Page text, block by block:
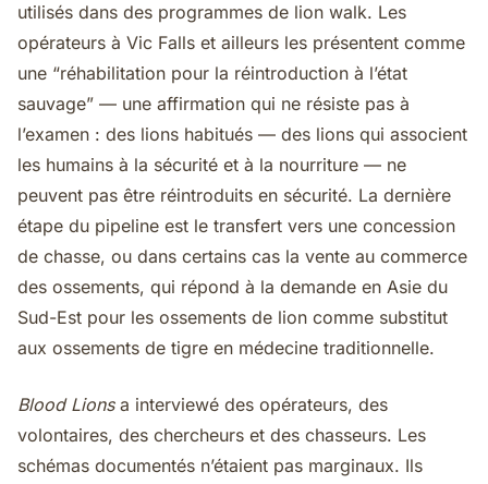
utilisés dans des programmes de lion walk. Les
opérateurs à Vic Falls et ailleurs les présentent comme
une “réhabilitation pour la réintroduction à l’état
sauvage” — une affirmation qui ne résiste pas à
l’examen : des lions habitués — des lions qui associent
les humains à la sécurité et à la nourriture — ne
peuvent pas être réintroduits en sécurité. La dernière
étape du pipeline est le transfert vers une concession
de chasse, ou dans certains cas la vente au commerce
des ossements, qui répond à la demande en Asie du
Sud-Est pour les ossements de lion comme substitut
aux ossements de tigre en médecine traditionnelle.
Blood Lionsa interviewé des opérateurs, des
volontaires, des chercheurs et des chasseurs. Les
schémas documentés n’étaient pas marginaux. Ils